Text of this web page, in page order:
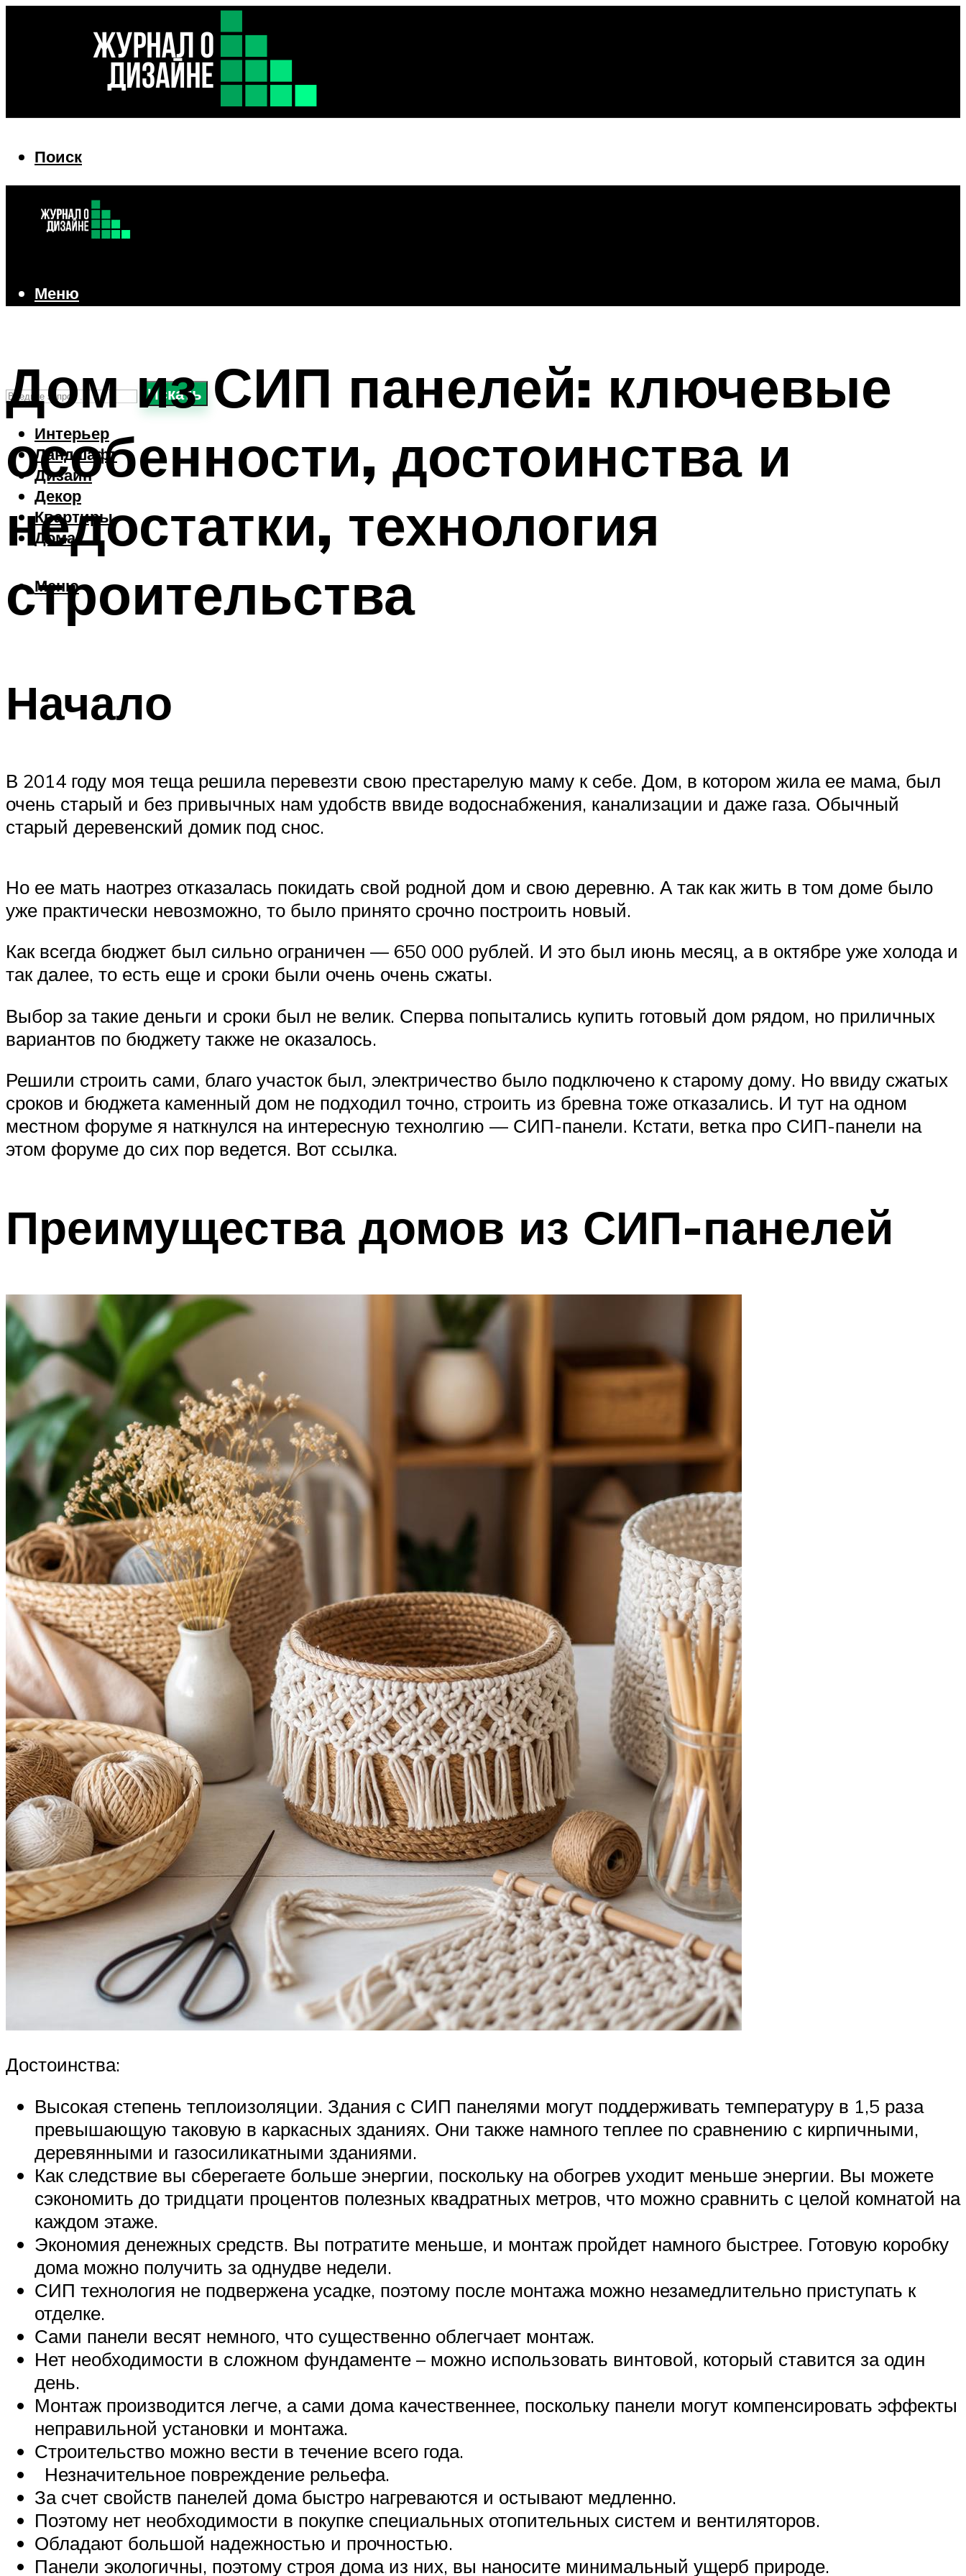
Поиск
Поиск
Искать
Интерьер
Ландшафт
Дизайн
Декор
Квартиры
Дома
Меню
Меню
Дом из СИП панелей: ключевые
особенности, достоинства и
недостатки, технология
строительства
Начало
В 2014 году моя теща решила перевезти свою престарелую маму к себе. Дом, в котором жила ее мама, был
очень старый и без привычных нам удобств ввиде водоснабжения, канализации и даже газа. Обычный
старый деревенский домик под снос.
Но ее мать наотрез отказалась покидать свой родной дом и свою деревню. А так как жить в том доме было
уже практически невозможно, то было принято срочно построить новый.
Как всегда бюджет был сильно ограничен — 650 000 рублей. И это был июнь месяц, а в октябре уже холода и
так далее, то есть еще и сроки были очень очень сжаты.
Выбор за такие деньги и сроки был не велик. Сперва попытались купить готовый дом рядом, но приличных
вариантов по бюджету также не оказалось.
Решили строить сами, благо участок был, электричество было подключено к старому дому. Но ввиду сжатых
сроков и бюджета каменный дом не подходил точно, строить из бревна тоже отказались. И тут на одном
местном форуме я наткнулся на интересную технолгию — СИП-панели. Кстати, ветка про СИП-панели на
этом форуме до сих пор ведется. Вот ссылка.
Преимущества домов из СИП-панелей
Достоинства:
Высокая степень теплоизоляции. Здания с СИП панелями могут поддерживать температуру в 1,5 раза
превышающую таковую в каркасных зданиях. Они также намного теплее по сравнению с кирпичными,
деревянными и газосиликатными зданиями.
Как следствие вы сберегаете больше энергии, поскольку на обогрев уходит меньше энергии. Вы можете
сэкономить до тридцати процентов полезных квадратных метров, что можно сравнить с целой комнатой на
каждом этаже.
Экономия денежных средств. Вы потратите меньше, и монтаж пройдет намного быстрее. Готовую коробку
дома можно получить за однудве недели.
СИП технология не подвержена усадке, поэтому после монтажа можно незамедлительно приступать к
отделке.
Сами панели весят немного, что существенно облегчает монтаж.
Нет необходимости в сложном фундаменте – можно использовать винтовой, который ставится за один
день.
Монтаж производится легче, а сами дома качественнее, поскольку панели могут компенсировать эффекты
неправильной установки и монтажа.
Строительство можно вести в течение всего года.
Незначительное повреждение рельефа.
За счет свойств панелей дома быстро нагреваются и остывают медленно.
Поэтому нет необходимости в покупке специальных отопительных систем и вентиляторов.
Обладают большой надежностью и прочностью.
Панели экологичны, поэтому строя дома из них, вы наносите минимальный ущерб природе.